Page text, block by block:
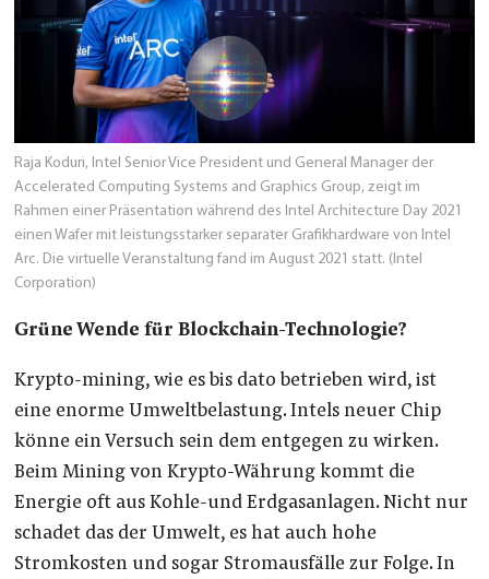
Raja Koduri, Intel Senior Vice President und General Manager der
Accelerated Computing Systems and Graphics Group, zeigt im
Rahmen einer Präsentation während des Intel Architecture Day 2021
einen Wafer mit leistungsstarker separater Grafikhardware von Intel
Arc. Die virtuelle Veranstaltung fand im August 2021 statt. (Intel
Corporation)
Grüne Wende für Blockchain-Technologie?
Krypto-mining, wie es bis dato betrieben wird, ist
eine enorme Umweltbelastung. Intels neuer Chip
könne ein Versuch sein dem entgegen zu wirken.
Beim Mining von Krypto-Währung kommt die
Energie oft aus Kohle-und Erdgasanlagen. Nicht nur
schadet das der Umwelt, es hat auch hohe
Stromkosten und sogar Stromausfälle zur Folge. In